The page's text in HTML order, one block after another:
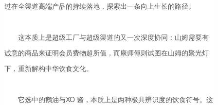
过在全渠道高端产品的持续落地，探索出一条向上生长的路径。
这本质上是超级工厂与超级渠道的又一次深度协同：山姆需要有
诚意的商品来证明会员费物超所值，而康师傅则试图在山姆的聚光灯
下，重新解构中华饮食文化。
它选中的鹅油与XO 酱，本质上是两种极具辨识度的饮食符号。这